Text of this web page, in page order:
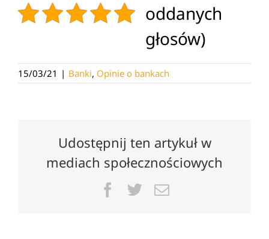
oddanych
głosów)
15/03/21 | Banki, Opinie o bankach
Udostępnij ten artykuł w
mediach społecznościowych
Facebook
TwitterEmail